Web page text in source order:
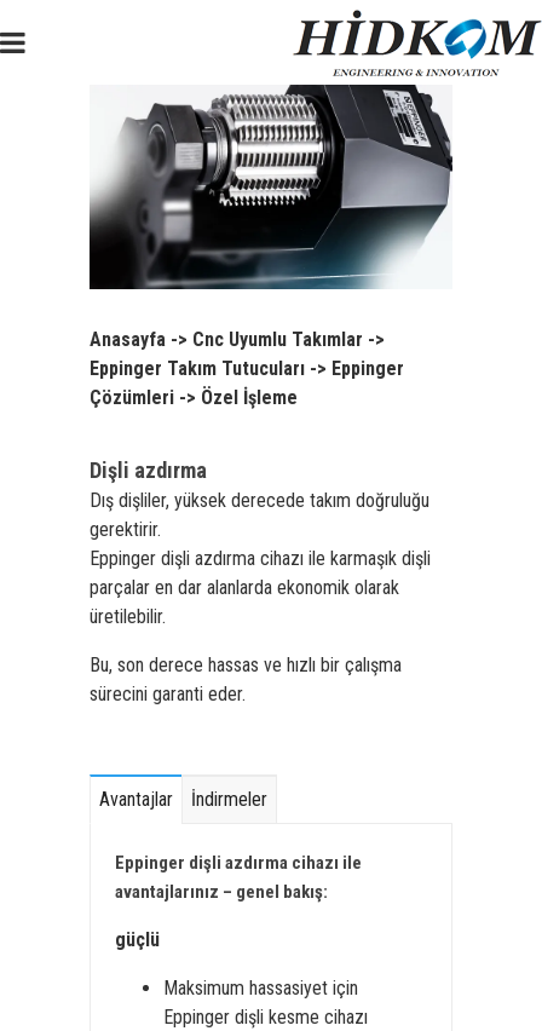
Anasayfa -> Cnc Uyumlu Takımlar ->
Eppinger Takım Tutucuları -> Eppinger
Çözümleri -> Özel İşleme
Dişli azdırma
Dış dişliler, yüksek derecede takım doğruluğu
gerektirir.
Eppinger dişli azdırma cihazı ile karmaşık dişli
parçalar en dar alanlarda ekonomik olarak
üretilebilir.
Bu, son derece hassas ve hızlı bir çalışma
sürecini garanti eder.
Avantajlar İndirmeler
Eppinger dişli azdırma cihazı ile
avantajlarınız – genel bakış:
güçlü
Maksimum hassasiyet için
Eppinger dişli kesme cihazı